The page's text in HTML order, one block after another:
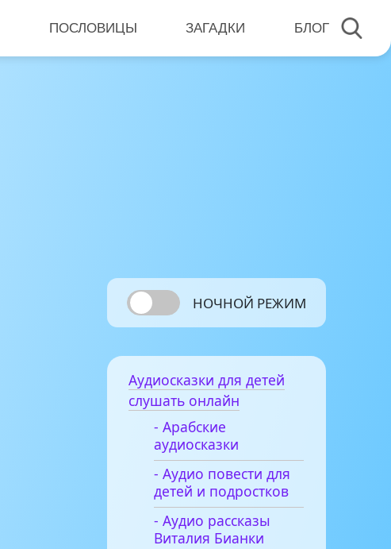
ПОСЛОВИЦЫ ЗАГАДКИ БЛОГ
НОЧНОЙ РЕЖИМ
Аудиосказки для детей
слушать онлайн
- Арабские
аудиосказки
- Аудио повести для
детей и подростков
- Аудио рассказы
Виталия Бианки